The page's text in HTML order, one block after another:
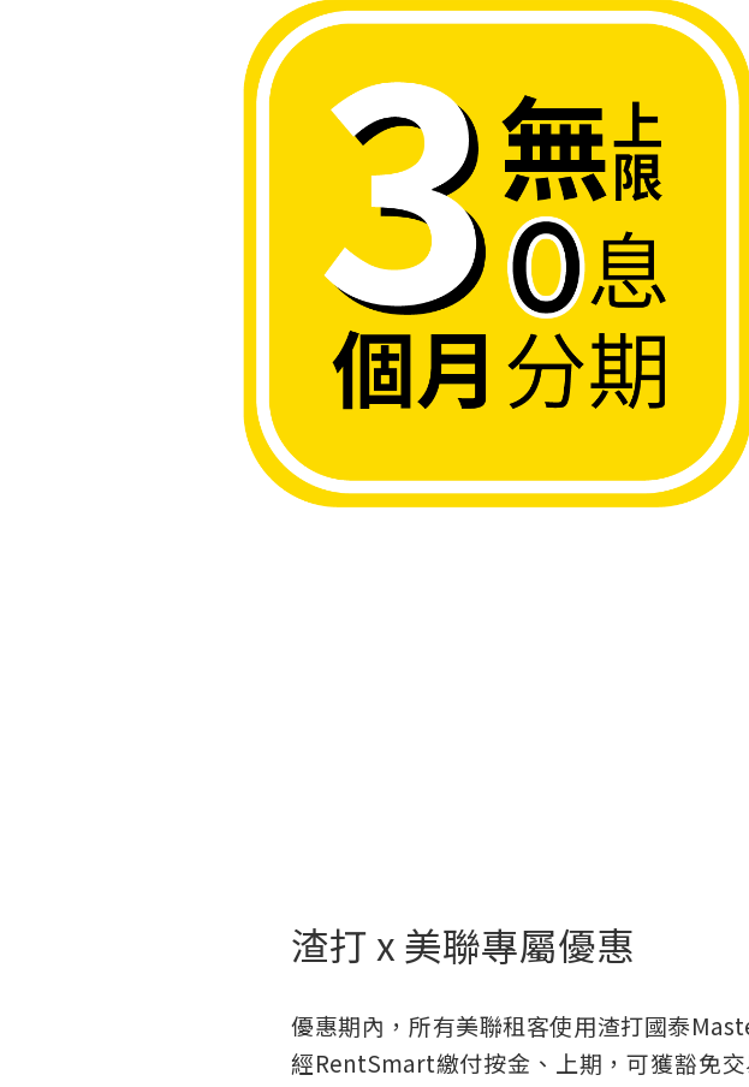
渣打 x 美聯專屬優惠
優惠期內，所有美聯租客使用渣打國泰
經RentSmart繳付按金、上期，可獲豁免